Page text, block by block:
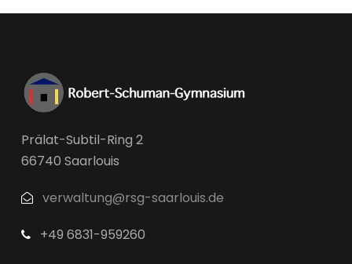
Prälat-Subtil-Ring 2
66740 Saarlouis
verwaltung@rsg-saarlouis.de
+49 6831-959260